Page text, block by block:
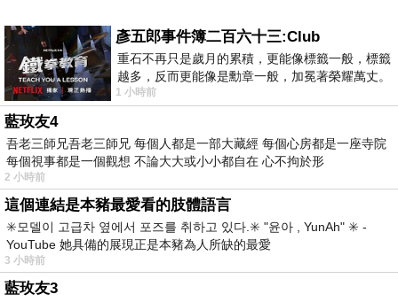
彥五郎事件簿二百六十三:Club
重石不再只是歲月的累積，更能像標籤一般，標籤
越多，反而更能像是勳章一般，加冕著榮耀萬丈。
習慣一如縱容，成了再難輕輕放下的罪證
1 小時前
藍玫友4
吾老三師兄吾老三師兄 每個人都是一部大藏經 每個心房都是一座寺院
每個視事都是一個觀想 不論大大或小小都自在 心不拘於形
2 小時前
這個連結是本豬最愛看的肢體語言
✳️모델이 고급차 옆에서 포즈를 취하고 있다.✳️ "윤아 , YunAh" ✳️ -
YouTube 她具備的展現正是本豬為人所缺的最愛
3 小時前
藍玫友3